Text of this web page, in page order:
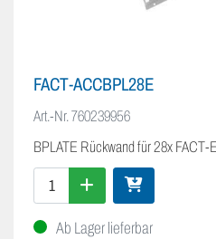
FACT-ACCBPL28E
Art.-Nr.760239956
BPLATE Rückwand für 28x FACT-
Ab Lager lieferbar